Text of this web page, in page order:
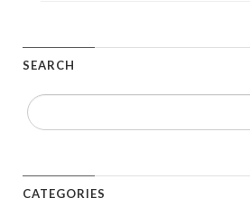
SEARCH
CATEGORIES